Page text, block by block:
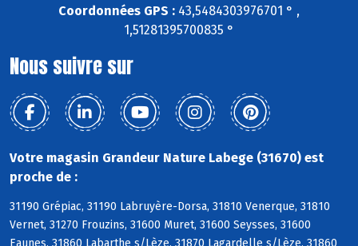
Coordonnées GPS : 43,5484303976701 ° ,
1,51281395700835 °
Nous suivre sur
Votre magasin Grandeur Nature Labege (31670) est
proche de :
31190 Grépiac, 31190 Labruyère-Dorsa, 31810 Venerque, 31810
Vernet, 31270 Frouzins, 31600 Muret, 31600 Seysses, 31600
Eaunes, 31860 Labarthe s/Lèze, 31870 Lagardelle s/Lèze, 31860